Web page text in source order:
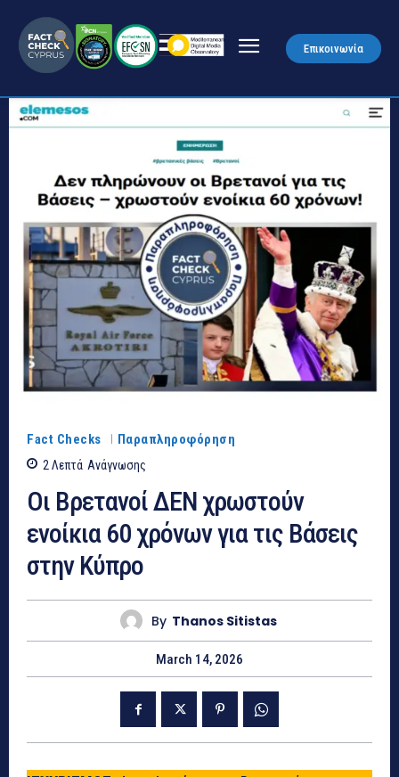
Επικοινωνία
Fact Checks Παραπληροφόρηση
2 Λεπτά Ανάγνωσης
Οι Βρετανοί ΔΕΝ χρωστούν
ενοίκια 60 χρόνων για τις Βάσεις
στην Κύπρο
By Thanos Sitistas
March 14, 2026